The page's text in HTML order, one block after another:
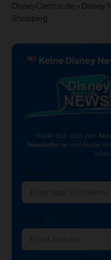
DisneyCentral.de » Disney
Shopping
Keine Disney
Melde dich jetzt zum
Newsletteran und bleibe
Vorname
E-Mail